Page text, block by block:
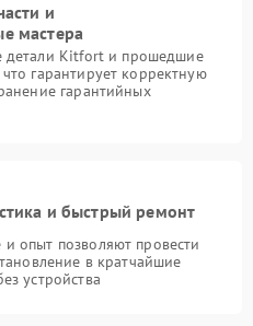
и
мастера
детали Kitfort и прошедшие
гарантирует корректную
гарантийных
и быстрый ремонт
опыт позволяют провести
в кратчайшие
устройства